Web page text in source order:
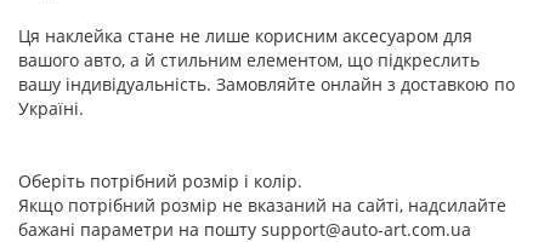
Ця наклейка стане не лише корисним аксесуаром для
вашого авто, а й стильним елементом, що підкреслить
вашу індивідуальність. Замовляйте онлайн з доставкою по
Україні.
Оберіть потрібний розмір і колір.
Якщо потрібний розмір не вказаний на сайті, надсилайте
бажані параметри на пошту support@auto-art.com.ua